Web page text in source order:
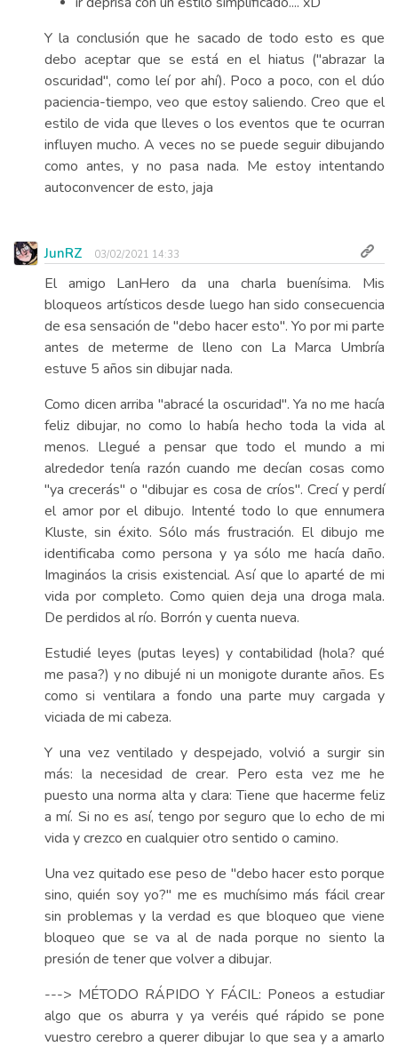
Y la conclusión que he sacado de todo esto es que
debo aceptar que se está en el hiatus ("abrazar la
oscuridad", como leí por ahí). Poco a poco, con el dúo
paciencia-tiempo, veo que estoy saliendo. Creo que el
estilo de vida que lleves o los eventos que te ocurran
influyen mucho. A veces no se puede seguir dibujando
como antes, y no pasa nada. Me estoy intentando
autoconvencer de esto, jaja
JunRZ 03/02/2021 14:33
El amigo LanHero da una charla buenísima. Mis
bloqueos artísticos desde luego han sido consecuencia
de esa sensación de "debo hacer esto". Yo por mi parte
antes de meterme de lleno con La Marca Umbría
estuve 5 años sin dibujar nada.
Como dicen arriba "abracé la oscuridad". Ya no me hacía
feliz dibujar, no como lo había hecho toda la vida al
menos. Llegué a pensar que todo el mundo a mi
alrededor tenía razón cuando me decían cosas como
"ya crecerás" o "dibujar es cosa de críos". Crecí y perdí
el amor por el dibujo. Intenté todo lo que ennumera
Kluste, sin éxito. Sólo más frustración. El dibujo me
identificaba como persona y ya sólo me hacía daño.
Imagináos la crisis existencial. Así que lo aparté de mi
vida por completo. Como quien deja una droga mala.
De perdidos al río. Borrón y cuenta nueva.
Estudié leyes (putas leyes) y contabilidad (hola? qué
me pasa?) y no dibujé ni un monigote durante años. Es
como si ventilara a fondo una parte muy cargada y
viciada de mi cabeza.
Y una vez ventilado y despejado, volvió a surgir sin
más: la necesidad de crear. Pero esta vez me he
puesto una norma alta y clara: Tiene que hacerme feliz
a mí. Si no es así, tengo por seguro que lo echo de mi
vida y crezco en cualquier otro sentido o camino.
Una vez quitado ese peso de "debo hacer esto porque
sino, quién soy yo?" me es muchísimo más fácil crear
sin problemas y la verdad es que bloqueo que viene
bloqueo que se va al de nada porque no siento la
presión de tener que volver a dibujar.
---> MÉTODO RÁPIDO Y FÁCIL: Poneos a estudiar
algo que os aburra y ya veréis qué rápido se pone
vuestro cerebro a querer dibujar lo que sea y a amarlo